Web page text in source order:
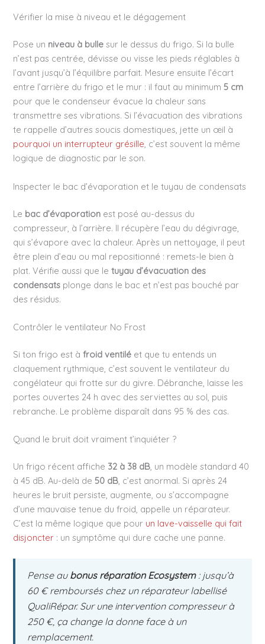
Vérifier la mise à niveau et le dégagement
Pose un niveau à bulle sur le dessus du frigo. Si la bulle
n’est pas centrée, dévisse ou visse les pieds réglables à
l’avant jusqu’à l’équilibre parfait. Mesure ensuite l’écart
entre l’arrière du frigo et le mur : il faut au minimum 5 cm
pour que le condenseur évacue la chaleur sans
transmettre ses vibrations. Si l’évacuation des vibrations
te rappelle d’autres soucis domestiques, jette un œil à
pourquoi un interrupteur grésille, c’est souvent la même
logique de diagnostic par le son.
Inspecter le bac d’évaporation et le tuyau de condensats
Le bac d’évaporation est posé au-dessus du
compresseur, à l’arrière. Il récupère l’eau du dégivrage,
qui s’évapore avec la chaleur. Après un nettoyage, il peut
être plein d’eau ou mal repositionné : remets-le bien à
plat. Vérifie aussi que letuyau d’évacuation des
condensats plonge dans le bac et n’est pas bouché par
des résidus.
Contrôler le ventilateur No Frost
Si ton frigo est àfroid ventilé et que tu entends un
claquement rythmique, c’est souvent le ventilateur du
congélateur qui frotte sur du givre. Débranche, laisse les
portes ouvertes 24 h avec des serviettes au sol, puis
rebranche. Le problème disparaît dans 95 % des cas.
Quand le bruit doit vraiment t’inquiéter ?
Un frigo récent affiche 32 à 38 dB, un modèle standard 40
à 45 dB. Au-delà de 50 dB, c’est anormal. Si après 24
heures le bruit persiste, augmente, ou s’accompagne
d’une mauvaise tenue du froid, appelle un réparateur.
C’est la même logique que pour un lave-vaisselle qui fait
disjoncter : un symptôme qui dure cache une panne.
Pense au bonus réparation Ecosystem: jusqu’à
60 € remboursés chez un réparateur labellisé
QualiRépar. Sur une intervention compresseur à
250 €, ça change la donne face à un
remplacement.